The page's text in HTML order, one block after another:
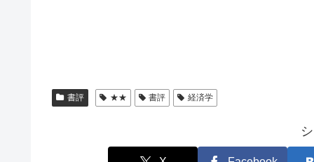
書評 ★★ 書評 経済学